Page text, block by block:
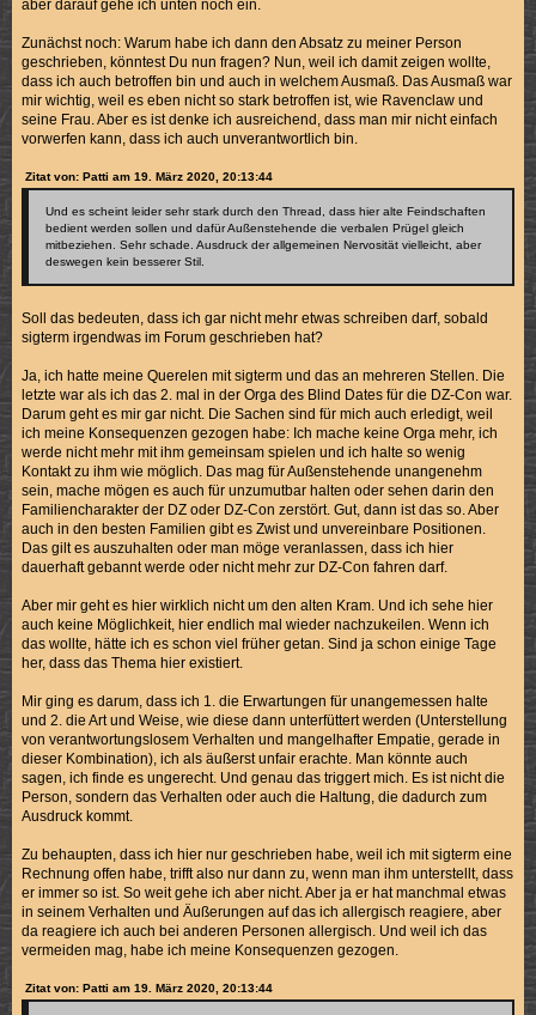
aber darauf gehe ich unten noch ein.
Zunächst noch: Warum habe ich dann den Absatz zu meiner Person
geschrieben, könntest Du nun fragen? Nun, weil ich damit zeigen wollte,
dass ich auch betroffen bin und auch in welchem Ausmaß. Das Ausmaß war
mir wichtig, weil es eben nicht so stark betroffen ist, wie Ravenclaw und
seine Frau. Aber es ist denke ich ausreichend, dass man mir nicht einfach
vorwerfen kann, dass ich auch unverantwortlich bin.
Zitat von: Patti am 19. März 2020, 20:13:44
Und es scheint leider sehr stark durch den Thread, dass hier alte Feindschaften
bedient werden sollen und dafür Außenstehende die verbalen Prügel gleich
mitbeziehen. Sehr schade. Ausdruck der allgemeinen Nervosität vielleicht, aber
deswegen kein besserer Stil.
Soll das bedeuten, dass ich gar nicht mehr etwas schreiben darf, sobald
sigterm irgendwas im Forum geschrieben hat?
Ja, ich hatte meine Querelen mit sigterm und das an mehreren Stellen. Die
letzte war als ich das 2. mal in der Orga des Blind Dates für die DZ-Con war.
Darum geht es mir gar nicht. Die Sachen sind für mich auch erledigt, weil
ich meine Konsequenzen gezogen habe: Ich mache keine Orga mehr, ich
werde nicht mehr mit ihm gemeinsam spielen und ich halte so wenig
Kontakt zu ihm wie möglich. Das mag für Außenstehende unangenehm
sein, mache mögen es auch für unzumutbar halten oder sehen darin den
Familiencharakter der DZ oder DZ-Con zerstört. Gut, dann ist das so. Aber
auch in den besten Familien gibt es Zwist und unvereinbare Positionen.
Das gilt es auszuhalten oder man möge veranlassen, dass ich hier
dauerhaft gebannt werde oder nicht mehr zur DZ-Con fahren darf.
Aber mir geht es hier wirklich nicht um den alten Kram. Und ich sehe hier
auch keine Möglichkeit, hier endlich mal wieder nachzukeilen. Wenn ich
das wollte, hätte ich es schon viel früher getan. Sind ja schon einige Tage
her, dass das Thema hier existiert.
Mir ging es darum, dass ich 1. die Erwartungen für unangemessen halte
und 2. die Art und Weise, wie diese dann unterfüttert werden (Unterstellung
von verantwortungslosem Verhalten und mangelhafter Empatie, gerade in
dieser Kombination), ich als äußerst unfair erachte. Man könnte auch
sagen, ich finde es ungerecht. Und genau das triggert mich. Es ist nicht die
Person, sondern das Verhalten oder auch die Haltung, die dadurch zum
Ausdruck kommt.
Zu behaupten, dass ich hier nur geschrieben habe, weil ich mit sigterm eine
Rechnung offen habe, trifft also nur dann zu, wenn man ihm unterstellt, dass
er immer so ist. So weit gehe ich aber nicht. Aber ja er hat manchmal etwas
in seinem Verhalten und Äußerungen auf das ich allergisch reagiere, aber
da reagiere ich auch bei anderen Personen allergisch. Und weil ich das
vermeiden mag, habe ich meine Konsequenzen gezogen.
Zitat von: Patti am 19. März 2020, 20:13:44